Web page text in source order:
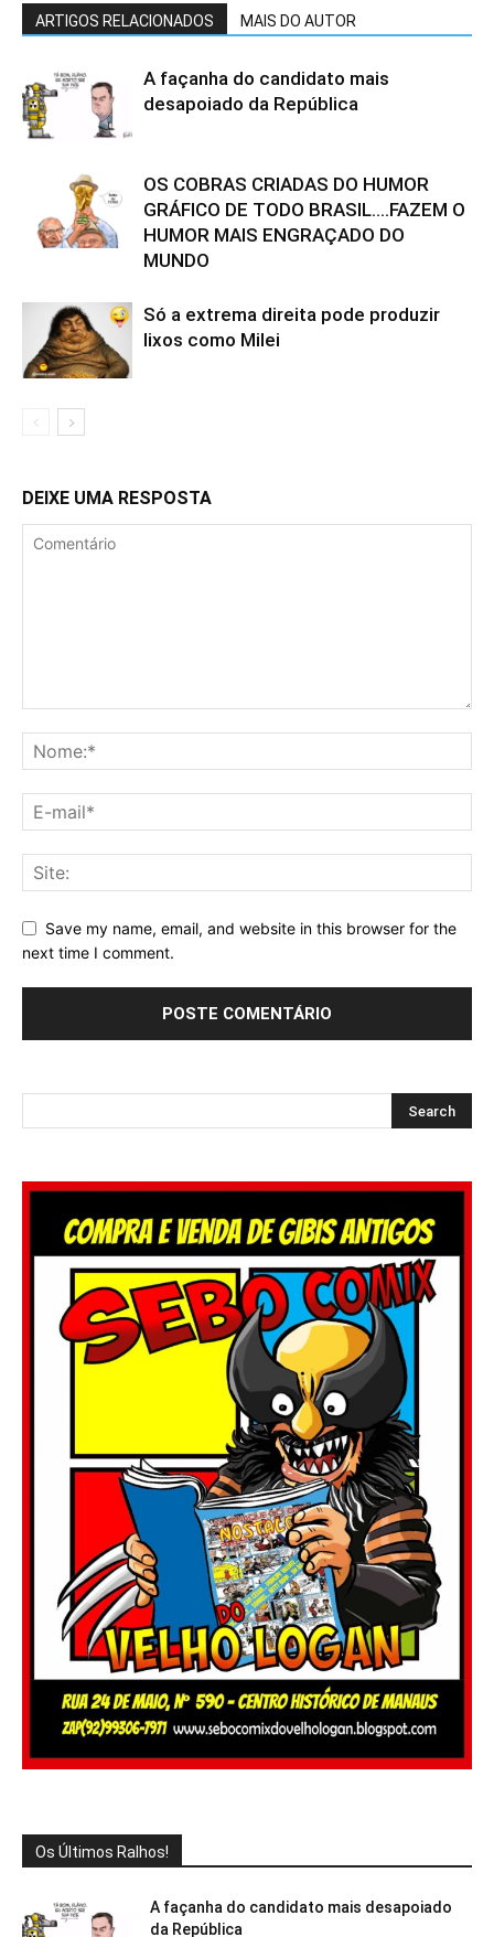
ARTIGOS RELACIONADOS MAIS DO AUTOR
A façanha do candidato mais
desapoiado da República
OS COBRAS CRIADAS DO HUMOR
GRÁFICO DE TODO BRASIL….FAZEM O
HUMOR MAIS ENGRAÇADO DO
MUNDO
Só a extrema direita pode produzir
lixos como Milei
DEIXE UMA RESPOSTA
Save my name, email, and website in this browser for the
next time I comment.
Os Últimos Ralhos!
A façanha do candidato mais desapoiado
da República